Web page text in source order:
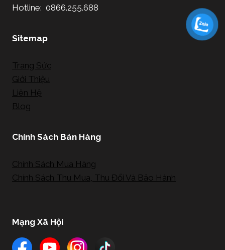
Hotline: 0866.255.688
Sitemap
Trang Sức
Giới Thiệu
Liên Hệ
Blog
Chính Sách Bán Hàng
Chính Sách Mua Hàng
Chính Sách Thu Mua, Thu Đổi Và Bảo Hành
Mạng Xã Hội